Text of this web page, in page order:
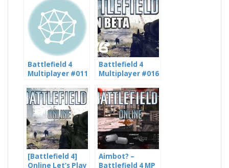
Battlefield 4
Multiplayer #011
kann nicht
fliegen – mit
Freddy LP und
DJNLetsPlays
Battlefield 4
Multiplayer #016
Fahrstuhlaction
Teil 2 – mit
Freddy LP und
DJNLetsPlays
[Battlefield 4]
Online Let’s Play
Aimbot? –
Battlefield 4 MP